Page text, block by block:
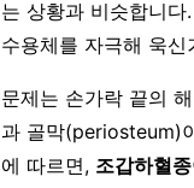
는 상황과 비슷합니
수용체를 자극해 욱
문제는 손가락 끝의
과 골막(periosteum)
에 따르면, 조갑하혈